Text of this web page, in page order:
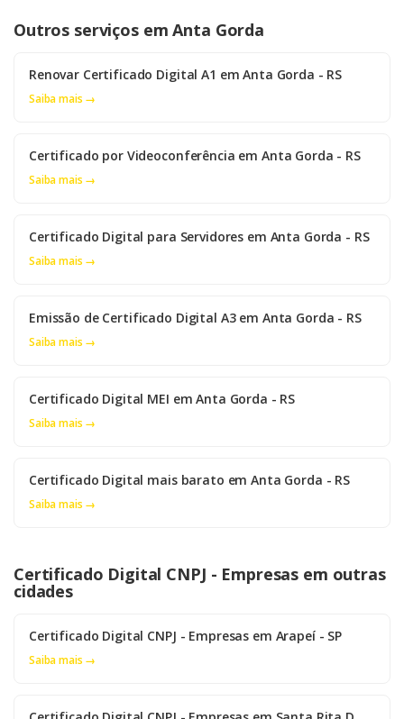
Outros serviços em Anta Gorda
Renovar Certificado Digital A1 em Anta Gorda - RS
Saiba mais →
Certificado por Videoconferência em Anta Gorda - RS
Saiba mais →
Certificado Digital para Servidores em Anta Gorda - RS
Saiba mais →
Emissão de Certificado Digital A3 em Anta Gorda - RS
Saiba mais →
Certificado Digital MEI em Anta Gorda - RS
Saiba mais →
Certificado Digital mais barato em Anta Gorda - RS
Saiba mais →
Certificado Digital CNPJ - Empresas em outras
cidades
Certificado Digital CNPJ - Empresas em Arapeí - SP
Saiba mais →